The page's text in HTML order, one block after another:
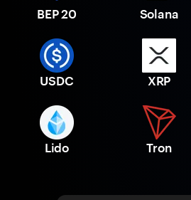
BEP 20 Solana
USDC XRP
Lido Tron